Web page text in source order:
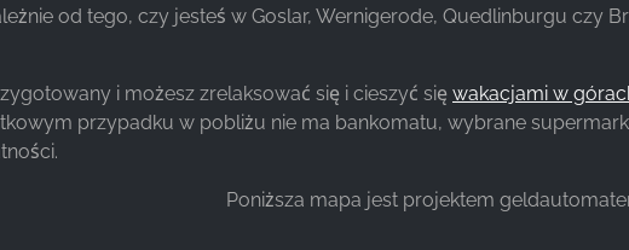
od tego, czy jesteś w Goslar, Wernigerode, Quedlinburgu czy
i możesz zrelaksować się i cieszyć się wakacjami w
przypadku w pobliżu nie ma bankomatu, wybrane
Poniższa mapa jest projektem